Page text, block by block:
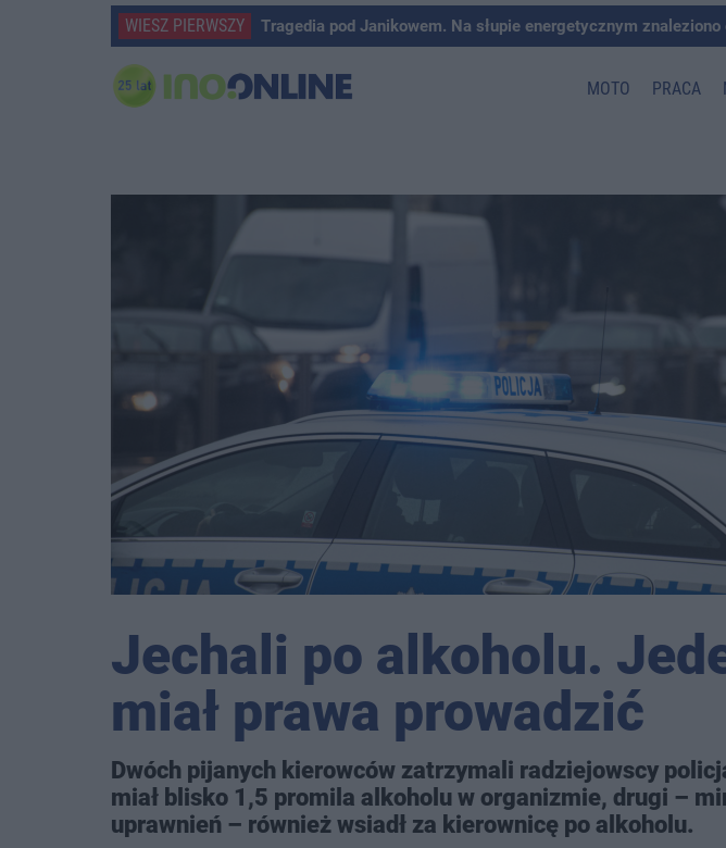
WIESZ PIERWSZY Tragedia pod Janikowem. Na słupie energetycznym znaleziono
MOTO PRACA
Jechali po alkoholu.
miał prawa prowadzić
Dwóch pijanych kierowców zatrzymali radziejowscy
miał blisko 1,5 promila alkoholu w organizmie, drugi –
uprawnień – również wsiadł za kierownicę po alkoholu.